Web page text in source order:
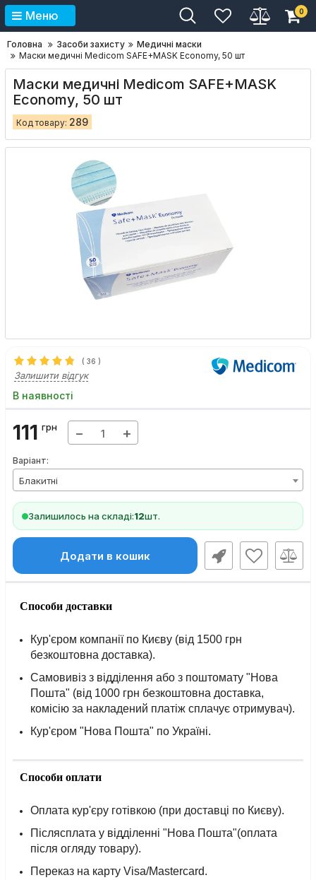
Меню 0
Головна Засоби захисту
Медичні маски
Маски медичні Medicom SAFE+MASK Economy, 50 шт
Маски медичні Medicom SAFE+MASK
Economy, 50 шт
Код товару: 289
( 36 )
Залишити відгук
В наявності
111 грн − +
Варіант:
Блакитні
Залишилось на складі:12шт.
Додати в кошик
Способи доставки
Кур'єром компанії по Києву (від 1500 грн
безкоштовна доставка).
Самовивіз з відділення або з поштомату "Нова
Пошта" (від 1000 грн безкоштовна доставка,
комісію за накладений платіж сплачує отримувач).
Кур'єром "Нова Пошта" по Україні.
Способи оплати
Оплата кур'єру готівкою (при доставці по Києву).
Післясплата у відділенні "Нова Пошта"(оплата
після огляду товару).
Переказ на карту Visa/Mastercard.